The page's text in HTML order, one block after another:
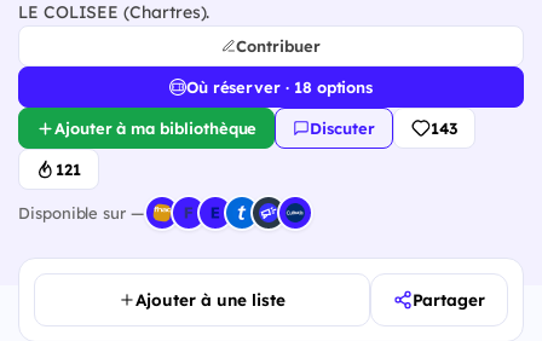
LE COLISEE (Chartres).
Contribuer
Où réserver · 18 options
Ajouter à ma bibliothèque Discuter 143
121
Disponible sur —
Ajouter à une liste Partager